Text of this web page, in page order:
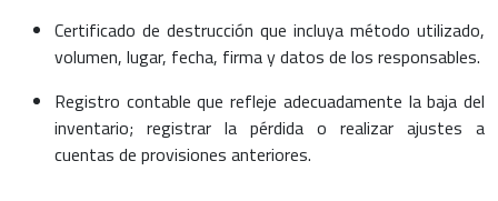
Certificado de destrucción que incluya método utilizado,
volumen, lugar, fecha, firma y datos de los responsables.
Registro contable que refleje adecuadamente la baja del
inventario; registrar la pérdida o realizar ajustes a
cuentas de provisiones anteriores.